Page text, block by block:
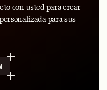
con usted para crear
para sus